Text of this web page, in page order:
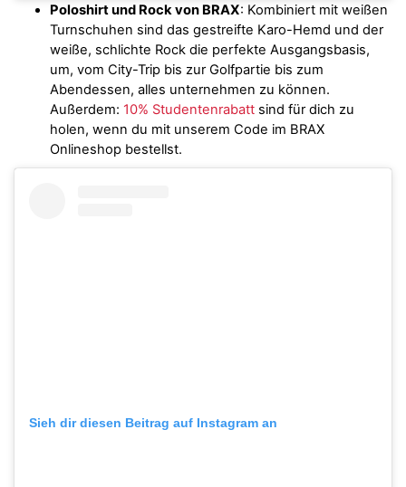
Poloshirt und Rock von BRAX: Kombiniert mit weißen
Turnschuhen sind das gestreifte Karo-Hemd und der
weiße, schlichte Rock die perfekte Ausgangsbasis,
um, vom City-Trip bis zur Golfpartie bis zum
Abendessen, alles unternehmen zu können.
Außerdem: 10% Studentenrabatt sind für dich zu
holen, wenn du mit unserem Code im BRAX
Onlineshop bestellst.
Sieh dir diesen Beitrag auf Instagram an